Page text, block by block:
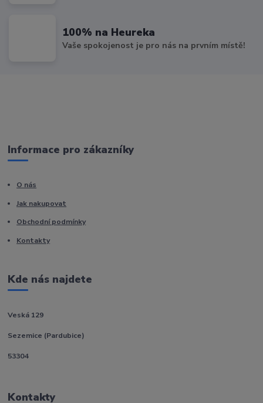
100% na Heureka
Vaše spokojenost je pro nás na prvním místě!
Informace pro zákazníky
O nás
Jak nakupovat
Obchodní podmínky
Kontakty
Kde nás najdete
Veská 129
Sezemice (Pardubice)
53304
Kontakty